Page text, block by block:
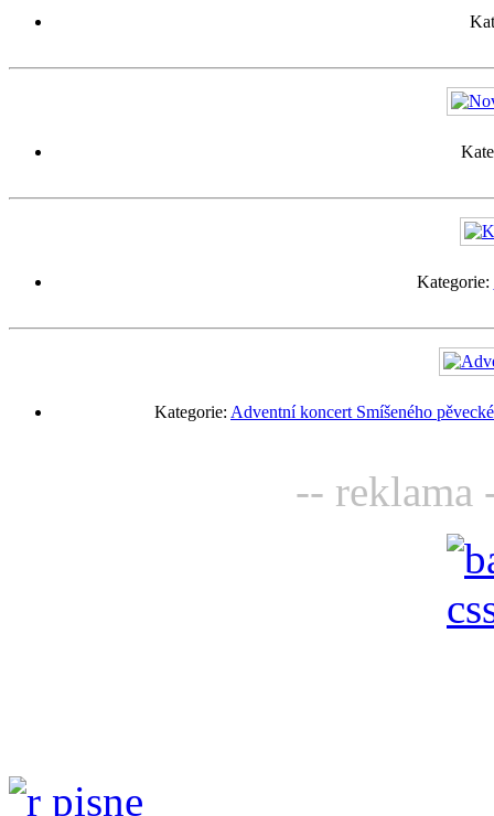
Kategorie:
Kategorie: Adventní koncert Smíšeného
-- reklama